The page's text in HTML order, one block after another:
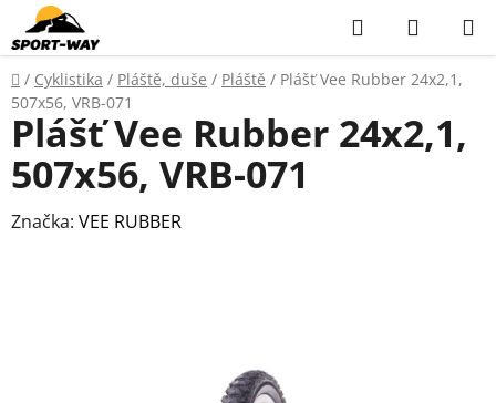
Přejít
na
obsah
Hledat
KOŠÍK
Domů
/ Cyklistika / Pláště, duše / Pláště / Plášť Vee Rubber 24x2,1,
507x56, VRB-071
Plášť Vee Rubber 24x2,1,
507x56, VRB-071
Značka: VEE RUBBER